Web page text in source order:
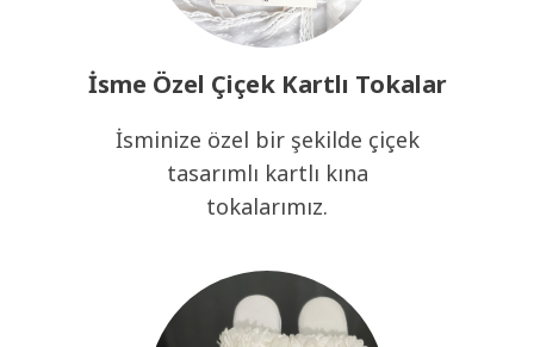
İsme Özel Çiçek Kartlı Tokalar
İsminize özel bir şekilde çiçek
tasarımlı kartlı kına
tokalarımız.